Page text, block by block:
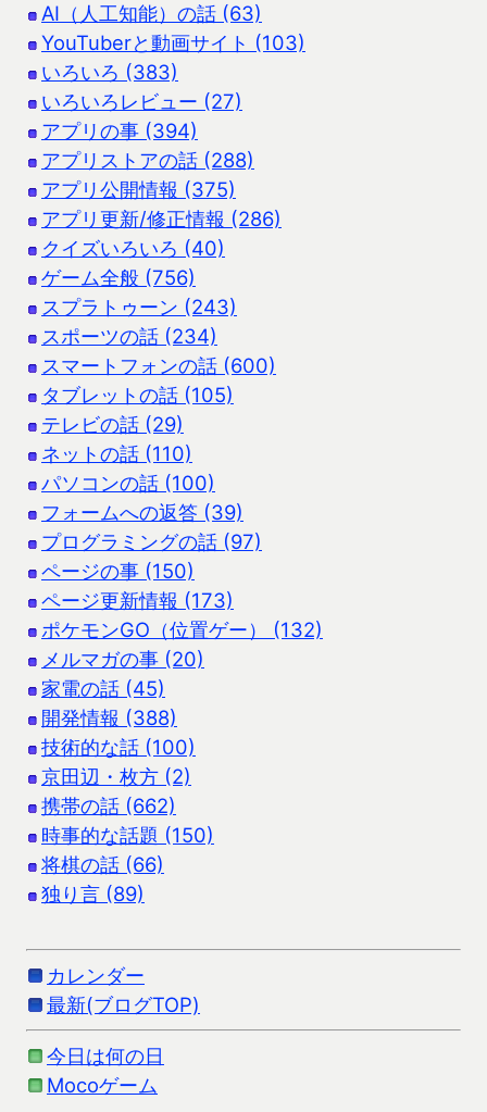
AI（人工知能）の話 (63)
YouTuberと動画サイト (103)
いろいろ (383)
いろいろレビュー (27)
アプリの事 (394)
アプリストアの話 (288)
アプリ公開情報 (375)
アプリ更新/修正情報 (286)
クイズいろいろ (40)
ゲーム全般 (756)
スプラトゥーン (243)
スポーツの話 (234)
スマートフォンの話 (600)
タブレットの話 (105)
テレビの話 (29)
ネットの話 (110)
パソコンの話 (100)
フォームへの返答 (39)
プログラミングの話 (97)
ページの事 (150)
ページ更新情報 (173)
ポケモンGO（位置ゲー） (132)
メルマガの事 (20)
家電の話 (45)
開発情報 (388)
技術的な話 (100)
京田辺・枚方 (2)
携帯の話 (662)
時事的な話題 (150)
将棋の話 (66)
独り言 (89)
カレンダー
最新(ブログTOP)
今日は何の日
Mocoゲーム